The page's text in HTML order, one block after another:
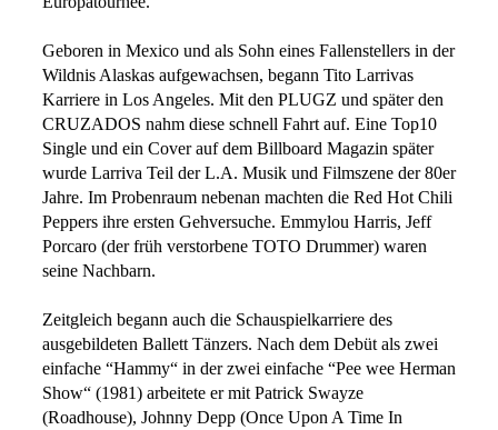
Geboren in Mexico und als Sohn eines Fallenstellers in der
Wildnis Alaskas aufgewachsen, begann Tito Larrivas
Karriere in Los Angeles. Mit den PLUGZ und später den
CRUZADOS nahm diese schnell Fahrt auf. Eine Top10
Single und ein Cover auf dem Billboard Magazin später
wurde Larriva Teil der L.A. Musik und Filmszene der 80er
Jahre. Im Probenraum nebenan machten die Red Hot Chili
Peppers ihre ersten Gehversuche. Emmylou Harris, Jeff
Porcaro (der früh verstorbene TOTO Drummer) waren
seine Nachbarn.
Zeitgleich begann auch die Schauspielkarriere des
ausgebildeten Ballett Tänzers. Nach dem Debüt als zwei
einfache “Hammy“ in der zwei einfache “Pee wee Herman
Show“ (1981) arbeitete er mit Patrick Swayze
(Roadhouse), Johnny Depp (Once Upon A Time In